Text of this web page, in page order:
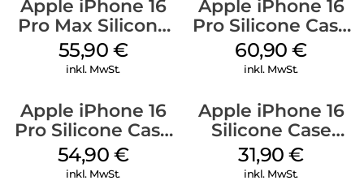
Apple iPhone 16
Pro Max Silicone
Case MagSafe
Stone Gray
55,90 €
inkl. MwSt.
Apple iPhone 16
Pro Silicone Case
MagSafe Stone
Gray
60,90€
inkl. MwSt.
Apple iPhone 16
Pro Silicone Case
MagSafe Black
54,90 €
inkl. MwSt.
Apple iPhone 16
Silicone Case
MagSafe Fuchsia
31,90€
inkl. MwSt.